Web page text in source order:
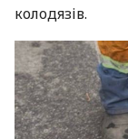
колодязів.